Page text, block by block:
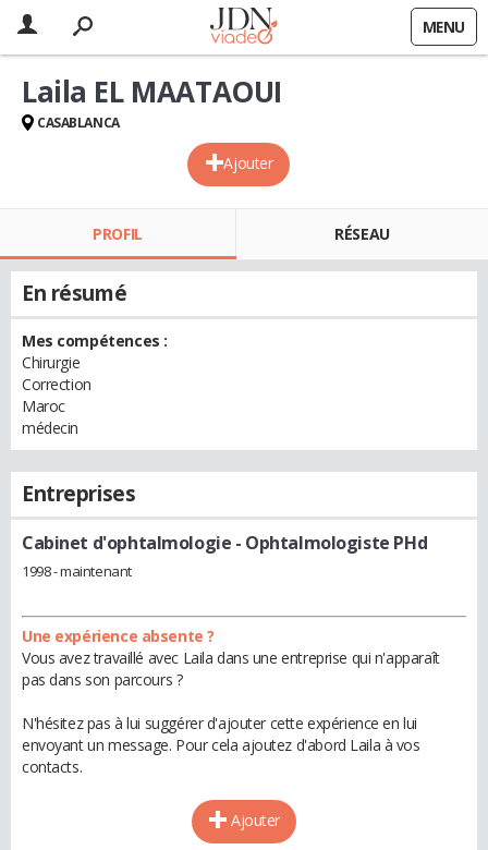
MENU
Ajouter
Laila EL MAATAOUI
CASABLANCA
PROFIL RÉSEAU
En résumé
Mes compétences :
Chirurgie
Correction
Maroc
médecin
Entreprises
Cabinet d'ophtalmologie - Ophtalmologiste PHd
1998 - maintenant
Une expérience absente ?
Vous avez travaillé avec Laila dans une entreprise qui n'apparaît
pas dans son parcours ?
N'hésitez pas à lui suggérer d'ajouter cette expérience en lui
envoyant un message. Pour cela ajoutez d'abord Laila à vos
contacts.
Ajouter